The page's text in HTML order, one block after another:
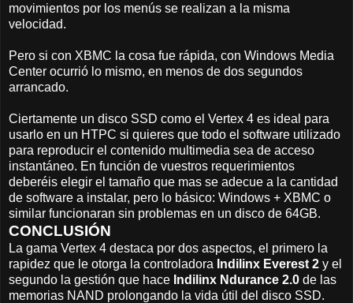
movimientos por los menús se realizan a la misma
velocidad.
Pero si con XBMC la cosa fue rápida, con Windows Media
Center ocurrió lo mismo, en menos de dos segundos
arrancado.
Ciertamente un disco SSD como el Vertex 4 es ideal para
usarlo en un HTPC si quieres que todo el software utilizado
para reproducir el contenido multimedia sea de acceso
instantáneo. En función de vuestros requerimientos
deberéis elegir el tamaño que mas se adecue a la cantidad
de software a instalar, pero lo básico: Windows + XBMC o
similar funcionaran sin problemas en un disco de 64GB.
CONCLUSIÓN
La gama Vertex 4 destaca por dos aspectos, el primero la
rapidez que le otorga la controladora Indilinx Everest 2 y el
segundo la gestión que hace Indilinx Ndurance 2.0 de las
memorias NAND prolongando la vida útil del disco SSD.